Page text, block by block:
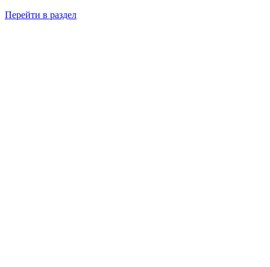
Перейти в раздел